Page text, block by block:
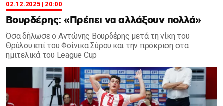
02.12.2025 | 20:00
Βουρδέρης: «Πρέπει να αλλάξουν πολλά»
Όσα δήλωσε ο Αντώνης Βουρδέρης μετά τη νίκη του
Θρύλου επί του Φοίνικα Σύρου και την πρόκριση στα
ημιτελικά του League Cup